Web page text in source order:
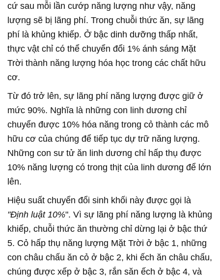
cứ sau mỗi lần cướp năng lượng như vậy, năng
lượng sẽ bị lãng phí. Trong chuỗi thức ăn, sự lãng
phí là khủng khiếp. Ở bậc dinh dưỡng thấp nhất,
thực vật chỉ có thể chuyển đổi 1% ánh sáng Mặt
Trời thành năng lượng hóa học trong các chất hữu
cơ.
Từ đó trở lên, sự lãng phí năng lượng được giữ ở
mức 90%. Nghĩa là những con linh dương chỉ
chuyển được 10% hóa năng trong cỏ thành các mô
hữu cơ của chúng để tiếp tục dự trữ năng lượng.
Những con sư tử ăn linh dương chỉ hấp thụ được
10% năng lượng có trong thịt của linh dương để lớn
lên.
Hiệu suất chuyển đổi sinh khối này được gọi là
"Định luật 10%". Vì sự lãng phí năng lượng là khủng
khiếp, chuỗi thức ăn thường chỉ dừng lại ở bậc thứ
5. Cỏ hấp thụ năng lượng Mặt Trời ở bậc 1, những
con châu chấu ăn cỏ ở bậc 2, khi ếch ăn châu chấu,
chúng được xếp ở bậc 3, rắn săn ếch ở bậc 4, và